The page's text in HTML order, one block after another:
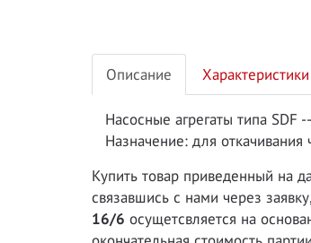
Описание Характеристики
Насосные агрегаты типа
Назначение: для
Купить товар приведенный на
связавшись с нами через
16/6 осущетсвляется на